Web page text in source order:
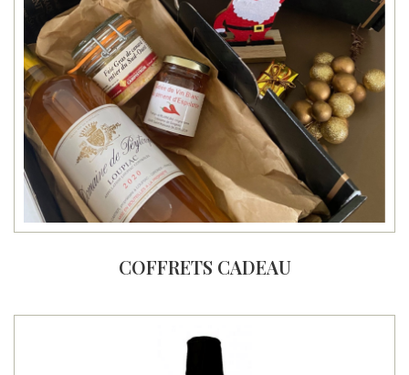
COFFRETS CADEAU